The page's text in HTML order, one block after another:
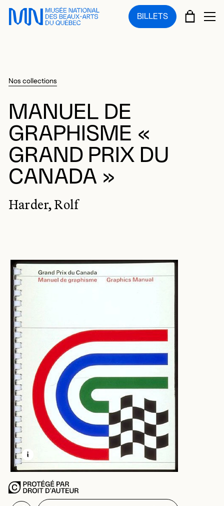
Sauter au menu principal
Sauter au contenu principal
Sauter au pied de page
BILLETS PANIER
Nos collections
MANUEL DE
GRAPHISME «
GRAND PRIX DU
CANADA »
Harder, Rolf
EN SAVOIR PLUS SUR CETTE IMAGE
OUVRIR LA MODALE